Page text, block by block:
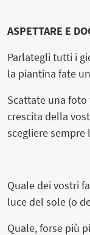
ASPETTARE E
Parlategli tutti i
la piantina fate
Scattate una
crescita della
scegliere sempre
Quale dei vostri
luce del sole (o
Quale, forse più